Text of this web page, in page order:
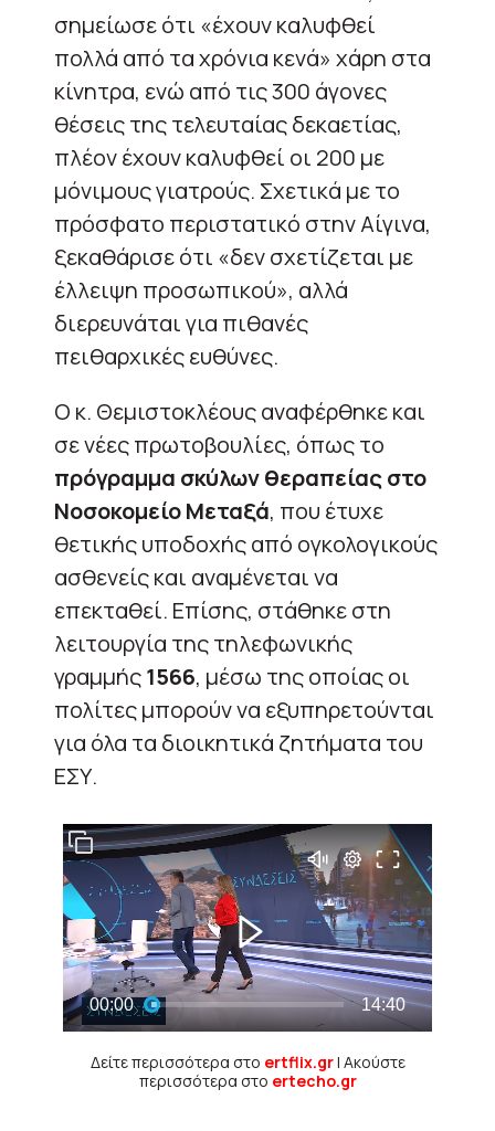
σημείωσε ότι «έχουν καλυφθεί
πολλά από τα χρόνια κενά» χάρη στα
κίνητρα, ενώ από τις 300 άγονες
θέσεις της τελευταίας δεκαετίας,
πλέον έχουν καλυφθεί οι 200 με
μόνιμους γιατρούς. Σχετικά με το
πρόσφατο περιστατικό στην Αίγινα,
ξεκαθάρισε ότι «δεν σχετίζεται με
έλλειψη προσωπικού», αλλά
διερευνάται για πιθανές
πειθαρχικές ευθύνες.
Ο κ. Θεμιστοκλέους αναφέρθηκε και
σε νέες πρωτοβουλίες, όπως το
πρόγραμμα σκύλων θεραπείας στο
Νοσοκομείο Μεταξά, που έτυχε
θετικής υποδοχής από ογκολογικούς
ασθενείς και αναμένεται να
επεκταθεί. Επίσης, στάθηκε στη
λειτουργία της τηλεφωνικής
γραμμής1566, μέσω της οποίας οι
πολίτες μπορούν να εξυπηρετούνται
για όλα τα διοικητικά ζητήματα του
ΕΣΥ.
Δείτε περισσότερα στο ertflix.gr| Ακούστε
περισσότερα στο ertecho.gr